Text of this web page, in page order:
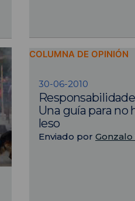
COLUMNA DE OPINIÓN
30-06-2010
Una guía para no
leso
Enviado por Gonzalo